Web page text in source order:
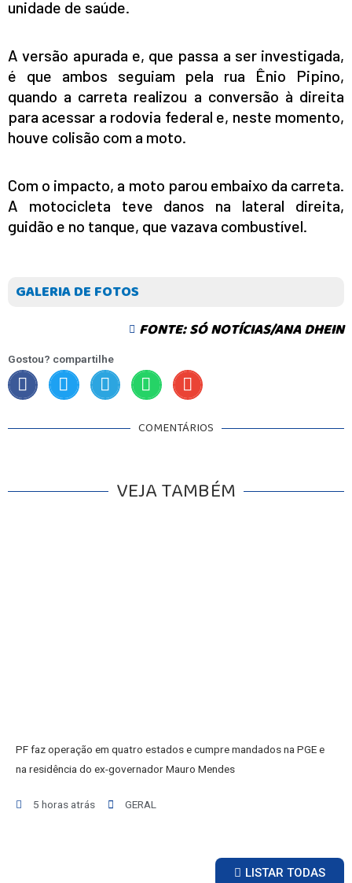
unidade de saúde.
A versão apurada e, que passa a ser investigada,
é que ambos seguiam pela rua Ênio Pipino,
quando a carreta realizou a conversão à direita
para acessar a rodovia federal e, neste momento,
houve colisão com a moto.
Com o impacto, a moto parou embaixo da carreta.
A motocicleta teve danos na lateral direita,
guidão e no tanque, que vazava combustível.
GALERIA DE FOTOS
FONTE: SÓ NOTÍCIAS/ANA DHEIN
Gostou? compartilhe
COMENTÁRIOS
VEJA TAMBÉM
PF faz operação em quatro estados e cumpre mandados na PGE e
na residência do ex-governador Mauro Mendes
5 horas atrás GERAL
LISTAR TODAS
MATO GROSSO
POLÍCIA
VARIEDADES